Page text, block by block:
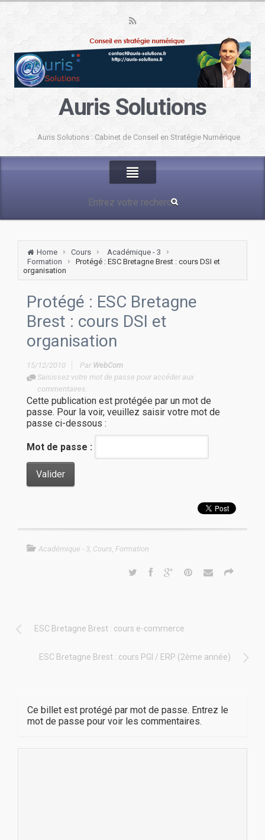
Auris Solutions
Auris Solutions : Cabinet de Conseil en Stratégie Numérique
Home Cours
Académique - 3
Formation
Protégé : ESC Bretagne Brest : cours DSI et
organisation
Protégé : ESC Bretagne
Brest : cours DSI et
organisation
15/12/2010
Saisissez votre mot de passe pour accéder aux
commentaires.
Par WebCom
Cette publication est protégée par un mot de
passe. Pour la voir, veuillez saisir votre mot de
passe ci-dessous :
Mot de passe :
Académique - 3, Cours, Formation
ESC Bretagne Brest : cours e-commerce
ESC Bretagne Brest : cours PGI / ERP (2ème année)
Ce billet est protégé par mot de passe. Entrez le
mot de passe pour voir les commentaires.